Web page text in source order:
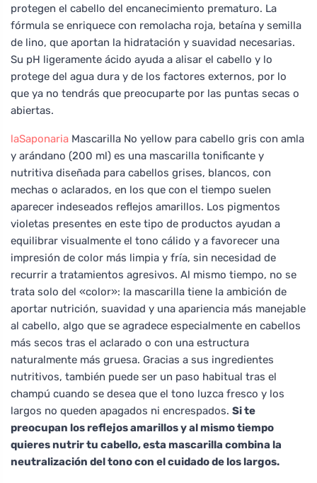
protegen el cabello del encanecimiento prematuro. La
fórmula se enriquece con remolacha roja, betaína y semilla
de lino, que aportan la hidratación y suavidad necesarias.
Su pH ligeramente ácido ayuda a alisar el cabello y lo
protege del agua dura y de los factores externos, por lo
que ya no tendrás que preocuparte por las puntas secas o
abiertas.
laSaponaria Mascarilla No yellow para cabello gris con amla
y arándano (200 ml) es una mascarilla tonificante y
nutritiva diseñada para cabellos grises, blancos, con
mechas o aclarados, en los que con el tiempo suelen
aparecer indeseados reflejos amarillos. Los pigmentos
violetas presentes en este tipo de productos ayudan a
equilibrar visualmente el tono cálido y a favorecer una
impresión de color más limpia y fría, sin necesidad de
recurrir a tratamientos agresivos. Al mismo tiempo, no se
trata solo del «color»: la mascarilla tiene la ambición de
aportar nutrición, suavidad y una apariencia más manejable
al cabello, algo que se agradece especialmente en cabellos
más secos tras el aclarado o con una estructura
naturalmente más gruesa. Gracias a sus ingredientes
nutritivos, también puede ser un paso habitual tras el
champú cuando se desea que el tono luzca fresco y los
largos no queden apagados ni encrespados. Si te
preocupan los reflejos amarillos y al mismo tiempo
quieres nutrir tu cabello, esta mascarilla combina la
neutralización del tono con el cuidado de los largos.